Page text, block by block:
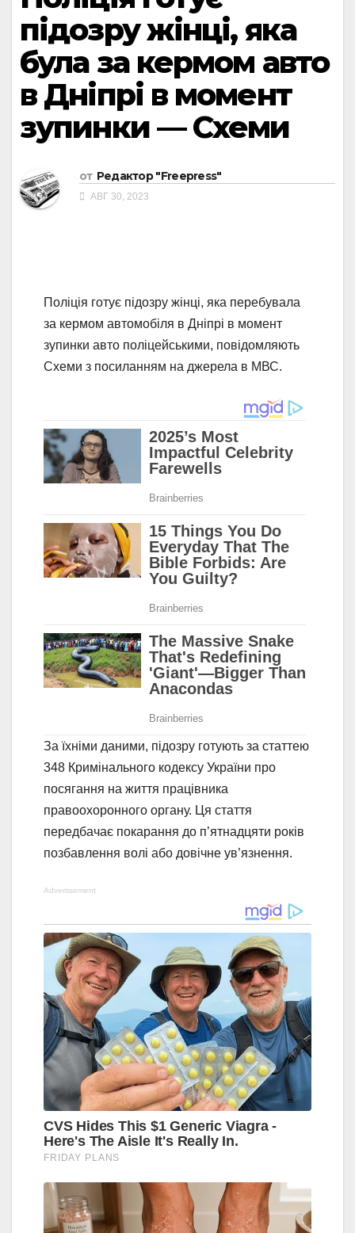
підозру жінці, яка
була за кермом авто
в Дніпрі в момент
зупинки — Схеми
от Редактор "Freepress"
АВГ 30, 2023
Поліція готує підозру жінці, яка перебувала
за кермом автомобіля в Дніпрі в момент
зупинки авто поліцейськими, повідомляють
Схеми з посиланням на джерела в МВС.
За їхніми даними, підозру готують за статтею
348 Кримінального кодексу України про
посягання на життя працівника
правоохоронного органу. Ця стаття
передбачає покарання до п’ятнадцяти років
позбавлення волі або довічне ув’язнення.
Advertisement